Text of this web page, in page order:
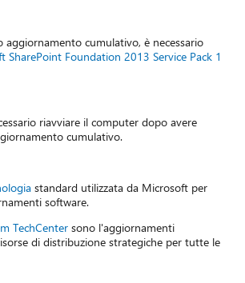
aggiornamento cumulativo, è necessario
SharePoint Foundation 2013 Service Pack 1
riavviare il computer dopo avere
cumulativo.
standard utilizzata da Microsoft per
software.
TechCenter sono l'aggiornamenti
di distribuzione strategiche per tutte le